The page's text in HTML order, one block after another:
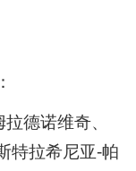
德诺维奇、
特拉希尼亚-帕